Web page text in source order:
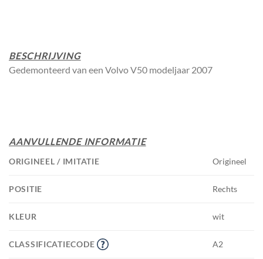
BESCHRIJVING
Gedemonteerd van een Volvo V50 modeljaar 2007
AANVULLENDE INFORMATIE
ORIGINEEL / IMITATIE Origineel
POSITIE Rechts
KLEUR wit
CLASSIFICATIECODE A2